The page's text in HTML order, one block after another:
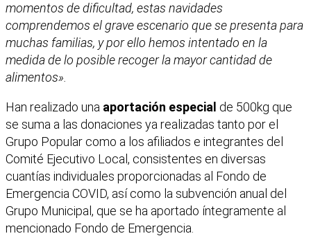
momentos de dificultad, estas navidades
comprendemos el grave escenario que se presenta para
muchas familias, y por ello hemos intentado en la
medida de lo posible recoger la mayor cantidad de
alimentos».
Han realizado una aportación especial de 500kg que
se suma a las donaciones ya realizadas tanto por el
Grupo Popular como a los afiliados e integrantes del
Comité Ejecutivo Local, consistentes en diversas
cuantías individuales proporcionadas al Fondo de
Emergencia COVID, así como la subvención anual del
Grupo Municipal, que se ha aportado íntegramente al
mencionado Fondo de Emergencia.